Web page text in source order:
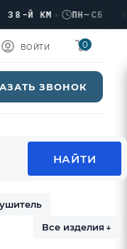
КМ› ПН–СБ ·
ВОЙТИ 0
ЗВОНОК
Все изделия ↓